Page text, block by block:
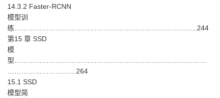
14.3.2 Faster-RCNN
模型训
练……………………………………………………………………..244
第15 章 SSD
模
型…………………………………………………………………………
…………………………264
15.1 SSD
模型简